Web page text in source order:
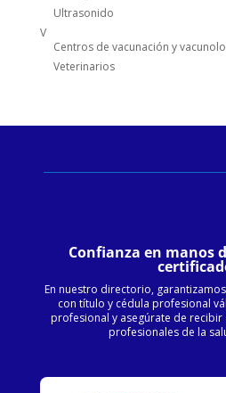
Ultrasonido
V
Centros de vacunación y
Veterinarios
Confianza en manos
En nuestro directorio,
con título y cédula profesional
profesional y asegúrate de
profesionales de la